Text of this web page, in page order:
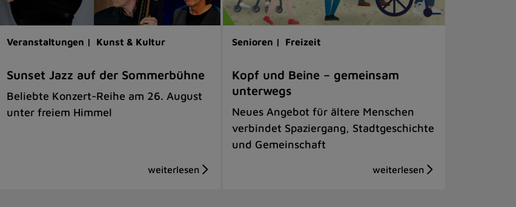
Veranstaltungen | Kunst & Kultur
Sunset Jazz auf der Sommerbühne
Beliebte Konzert-Reihe am 26. August
unter freiem Himmel
Senioren | Freizeit
Kopf und Beine – gemeinsam
unterwegs
Neues Angebot für ältere Menschen
verbindet Spaziergang, Stadtgeschichte
und Gemeinschaft